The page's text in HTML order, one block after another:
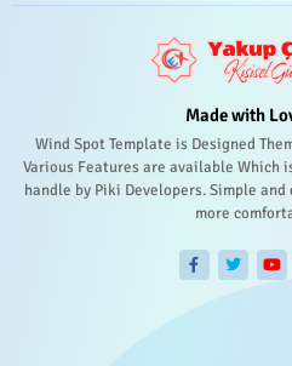
Made with
Wind Spot Template is Designed
Various Features are available Which
handle by Piki Developers. Simple
more